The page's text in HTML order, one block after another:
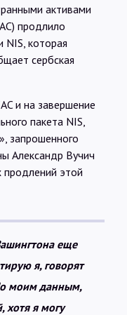
активами
продлило
NIS, которая
сербская
и на завершение
пакета NIS,
запрошенного
Александр Вучич
продлений этой
еще
я, говорят
моим данным,
хотя я могу